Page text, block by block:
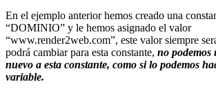
En el ejemplo anterior hemos creado una
“DOMINIO” y le hemos asignado el valor
“www.render2web.com”, este valor siempre
podrá cambiar para esta constante, no
nuevo a esta constante, como si lo podemos
variable.